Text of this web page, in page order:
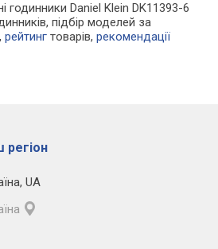
годинники Daniel Klein DK11393-6
підбір моделей за
рейтинг товарів,рекомендації
регіон
, UA